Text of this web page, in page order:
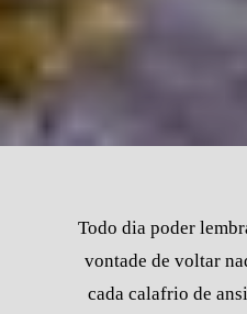
Todo dia poder
vontade de voltar
cada calafrio de